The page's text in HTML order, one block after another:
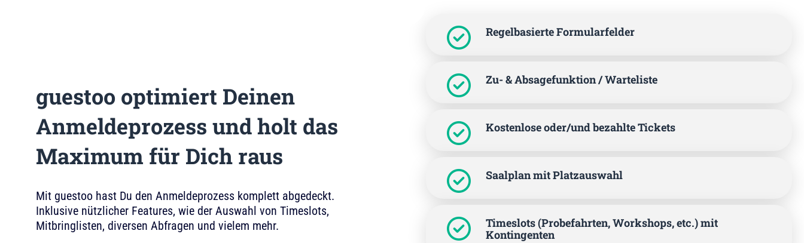
guestoo optimiert Deinen
Anmeldeprozess und holt das
Maximum für Dich raus
Mit guestoo hast Du den Anmeldeprozess komplett abgedeckt.
Inklusive nützlicher Features, wie der Auswahl von Timeslots,
Mitbringlisten, diversen Abfragen und vielem mehr.
Regelbasierte Formularfelder
Zu- & Absagefunktion / Warteliste
Kostenlose oder/und bezahlte Tickets
Saalplan mit Platzauswahl
Timeslots (Probefahrten, Workshops, etc.) mit
Kontingenten